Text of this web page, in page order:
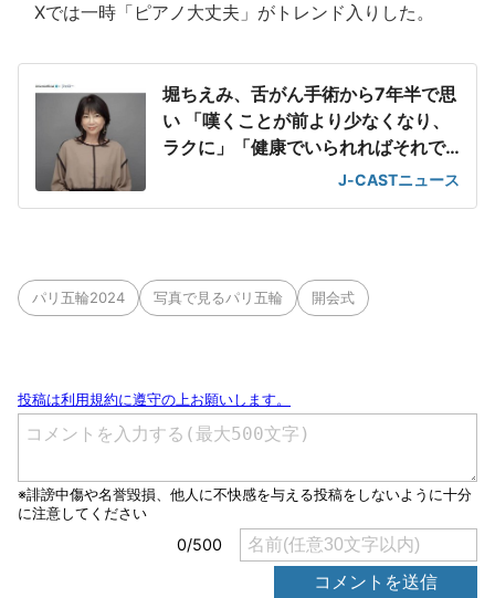
Xでは一時「ピアノ大丈夫」がトレンド入りした。
堀ちえみ、舌がん手術から7年半で思
い 「嘆くことが前より少なくなり、
ラクに」「健康でいられればそれで
J-CASTニュース
パリ五輪2024 写真で見るパリ五輪 開会式